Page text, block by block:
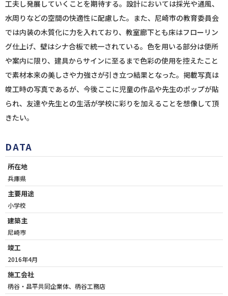
工夫し発展していくことを期待する。設計においては採光や通風、
水周りなどの空間の快適性に配慮した。また、尼崎市の教育委員会
では内装の木質化に力を入れており、教室廊下とも床はフローリン
グ仕上げ、壁はシナ合板で統一されている。色を用いる部分は便所
や案内に限り、建具からサインに至るまで色彩の使用を控えたこと
で素材本来の美しさや力強さが引き立つ結果となった。掲載写真は
竣工時の写真であるが、今後ここに児童の作品や先生のポップが貼
られ、友達や先生との生活が学校に彩りを加えることを想像して頂
きたい。
DATA
所在地
兵庫県
主要用途
小学校
建築主
尼崎市
竣工
2016年4月
施工会社
柄谷・昌平共同企業体、柄谷工務店